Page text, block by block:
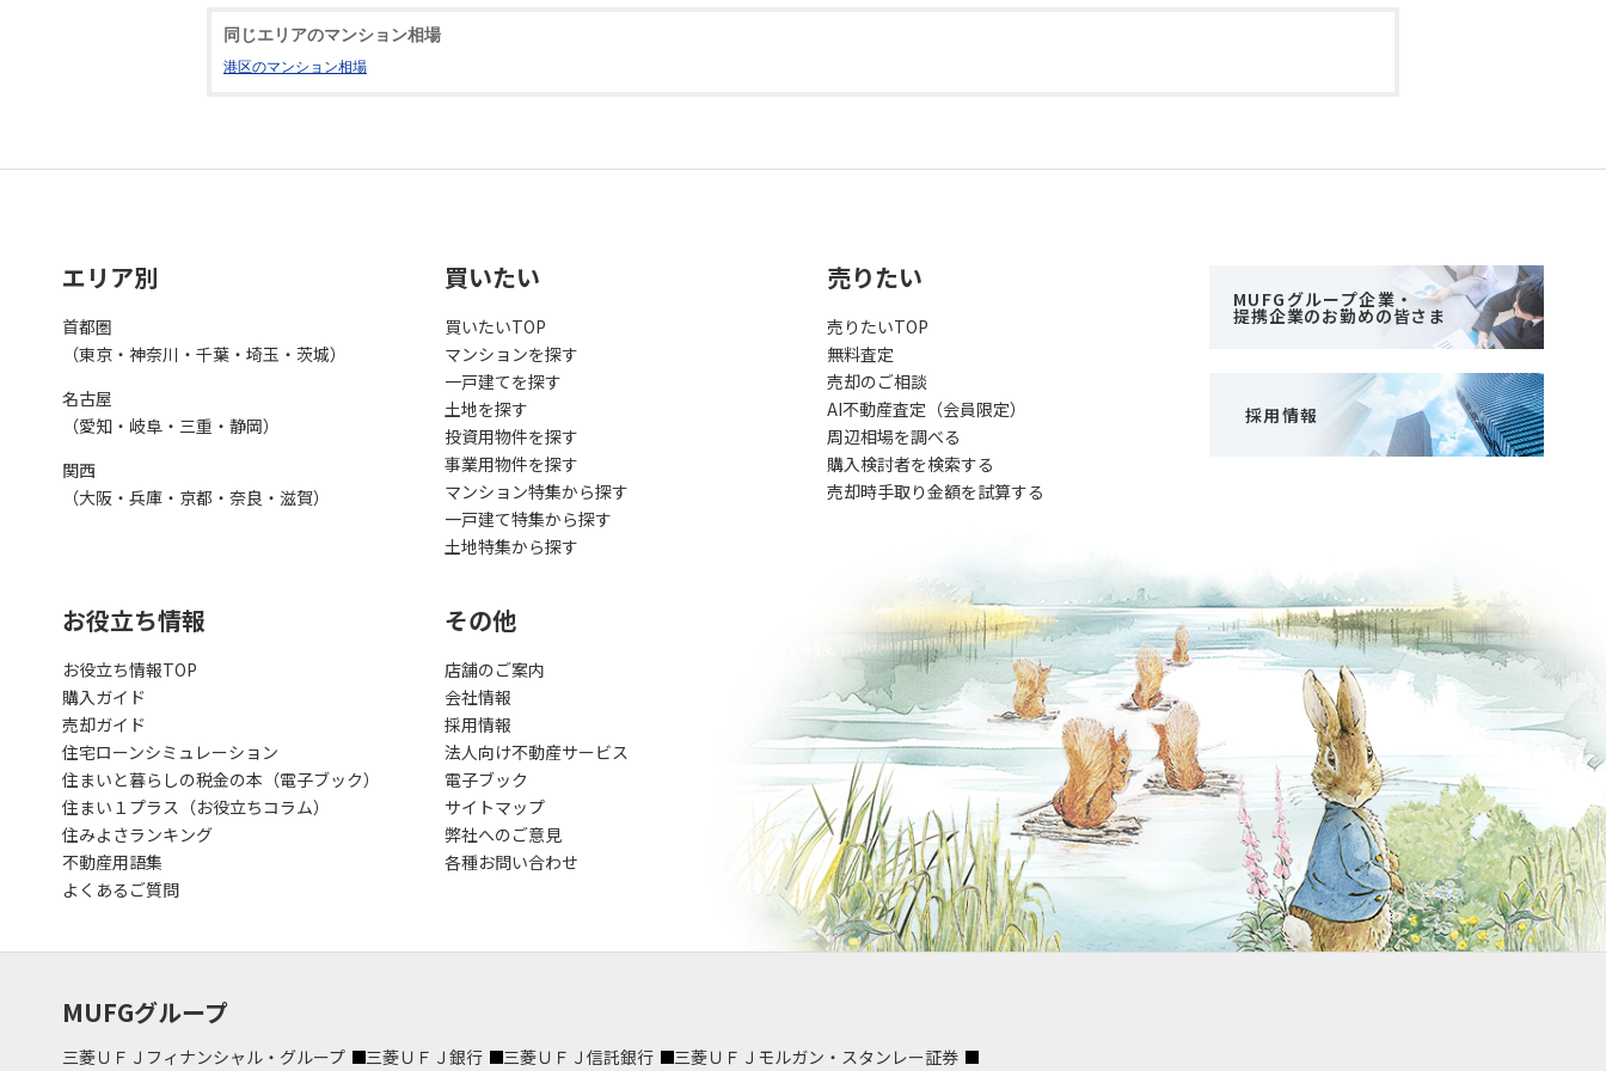
同じエリアのマンション相場
港区のマンション相場
エリア別
首都圏
（東京・神奈川・千葉・埼玉・茨城）
名古屋
（愛知・岐阜・三重・静岡）
関西
（大阪・兵庫・京都・奈良・滋賀）
買いたい
買いたいTOP
マンションを探す
一戸建てを探す
土地を探す
投資用物件を探す
事業用物件を探す
マンション特集から探す
一戸建て特集から探す
土地特集から探す
売りたい
売りたいTOP
無料査定
売却のご相談
AI不動産査定（会員限定）
周辺相場を調べる
購入検討者を検索する
売却時手取り金額を試算する
MUFGグループ企業・
提携企業のお勤めの皆さま
採用情報
お役立ち情報
お役立ち情報TOP
購入ガイド
売却ガイド
住宅ローンシミュレーション
住まいと暮らしの税金の本（電子ブック）
住まい１プラス（お役立ちコラム）
住みよさランキング
不動産用語集
よくあるご質問
その他
店舗のご案内
会社情報
採用情報
法人向け不動産サービス
電子ブック
サイトマップ
弊社へのご意見
各種お問い合わせ
MUFGグループ
三菱ＵＦＪフィナンシャル・グループ 三菱ＵＦＪ銀行 三菱ＵＦＪ信託銀行 三菱ＵＦＪモルガン・スタンレー証券